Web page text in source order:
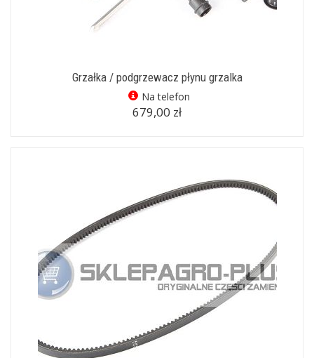
Grzałka / podgrzewacz płynu grzalka
Na telefon
679,00 zł